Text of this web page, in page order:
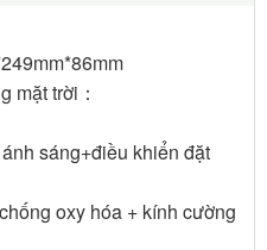
mặt trời：
sáng+điều khiển đặt
oxy hóa + kính cường